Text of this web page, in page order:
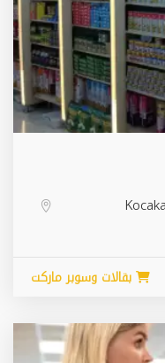
بقالات وسوبر ماركت